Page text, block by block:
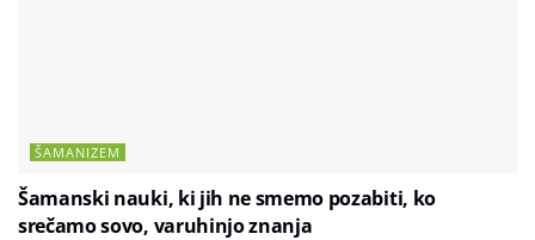
ŠAMANIZEM
Šamanski nauki, ki jih ne smemo pozabiti, ko
srečamo sovo, varuhinjo znanja